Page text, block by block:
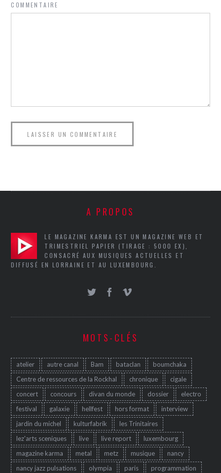
COMMENTAIRE
A PROPOS
LE MAGAZINE KARMA EST UN MAGAZINE WEB ET
TRIMESTRIEL PAPIER (TIRAGE : 5000 EX),
CONSACRÉ AUX MUSIQUES ACTUELLES ET
DIFFUSÉ EN LORRAINE ET AU LUXEMBOURG.
MOTS-CLÉS
atelier autre canal Bam bataclan
boumchaka
Centre de ressources de la Rockhal
chronique
cigale
concert
concours divan du monde dossier
electro
festival
galaxie hellfest hors format
interview
jardin du michel
kulturfabrik
les Trinitaires
lez'arts sceniques
live live report
luxembourg
magazine karma
metal metz musique
nancy
nancy jazz pulsations
olympia paris
programmation